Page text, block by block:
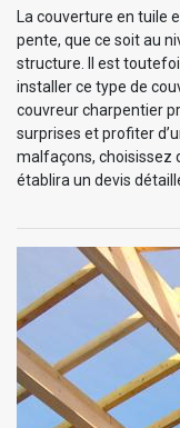
La couverture en tuile
pente, que ce soit au
structure. Il est
installer ce type de
couvreur charpentier
surprises et profiter
malfaçons, choisissez
établira un devis